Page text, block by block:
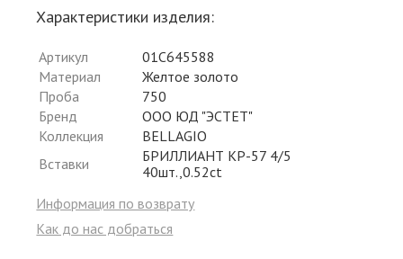
Характеристики изделия:
Артикул
01С645588
Материал
Желтое золото
Проба
750
Бренд
ООО ЮД "ЭСТЕТ"
Коллекция
BELLAGIO
Вставки
БРИЛЛИАНТ КР-57 4/5
40шт.,0.52ct
Информация по возврату
Как до нас добраться